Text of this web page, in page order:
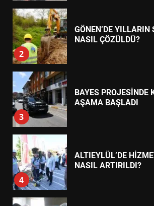
3
BAYES PROJESİNDE
AŞAMA BAŞLADI
4
ALTIEYLÜL’DE
NASIL ARTIRILDI?
5
BURHANİYE’DE
AĞI GENİŞLİYOR